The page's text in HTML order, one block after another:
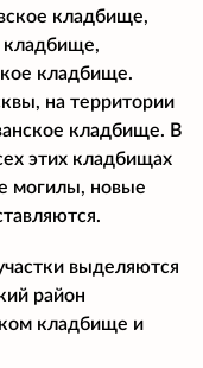
кладбище,
кладбище,
кладбище.
на территории
кладбище. В
этих кладбищах
могилы, новые
выделяются
район
кладбище и